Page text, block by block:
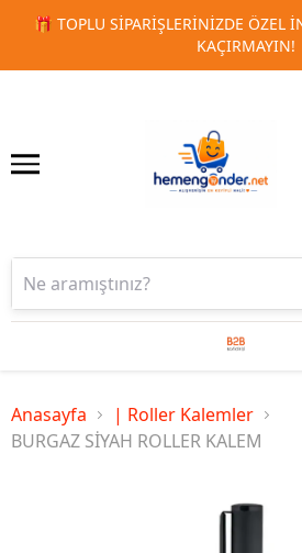
FIRSATLARINI
🚀 KURUMSAL
1 2
Anasayfa
| Roller Kalemler
BURGAZ SİYAH ROLLER KALEM